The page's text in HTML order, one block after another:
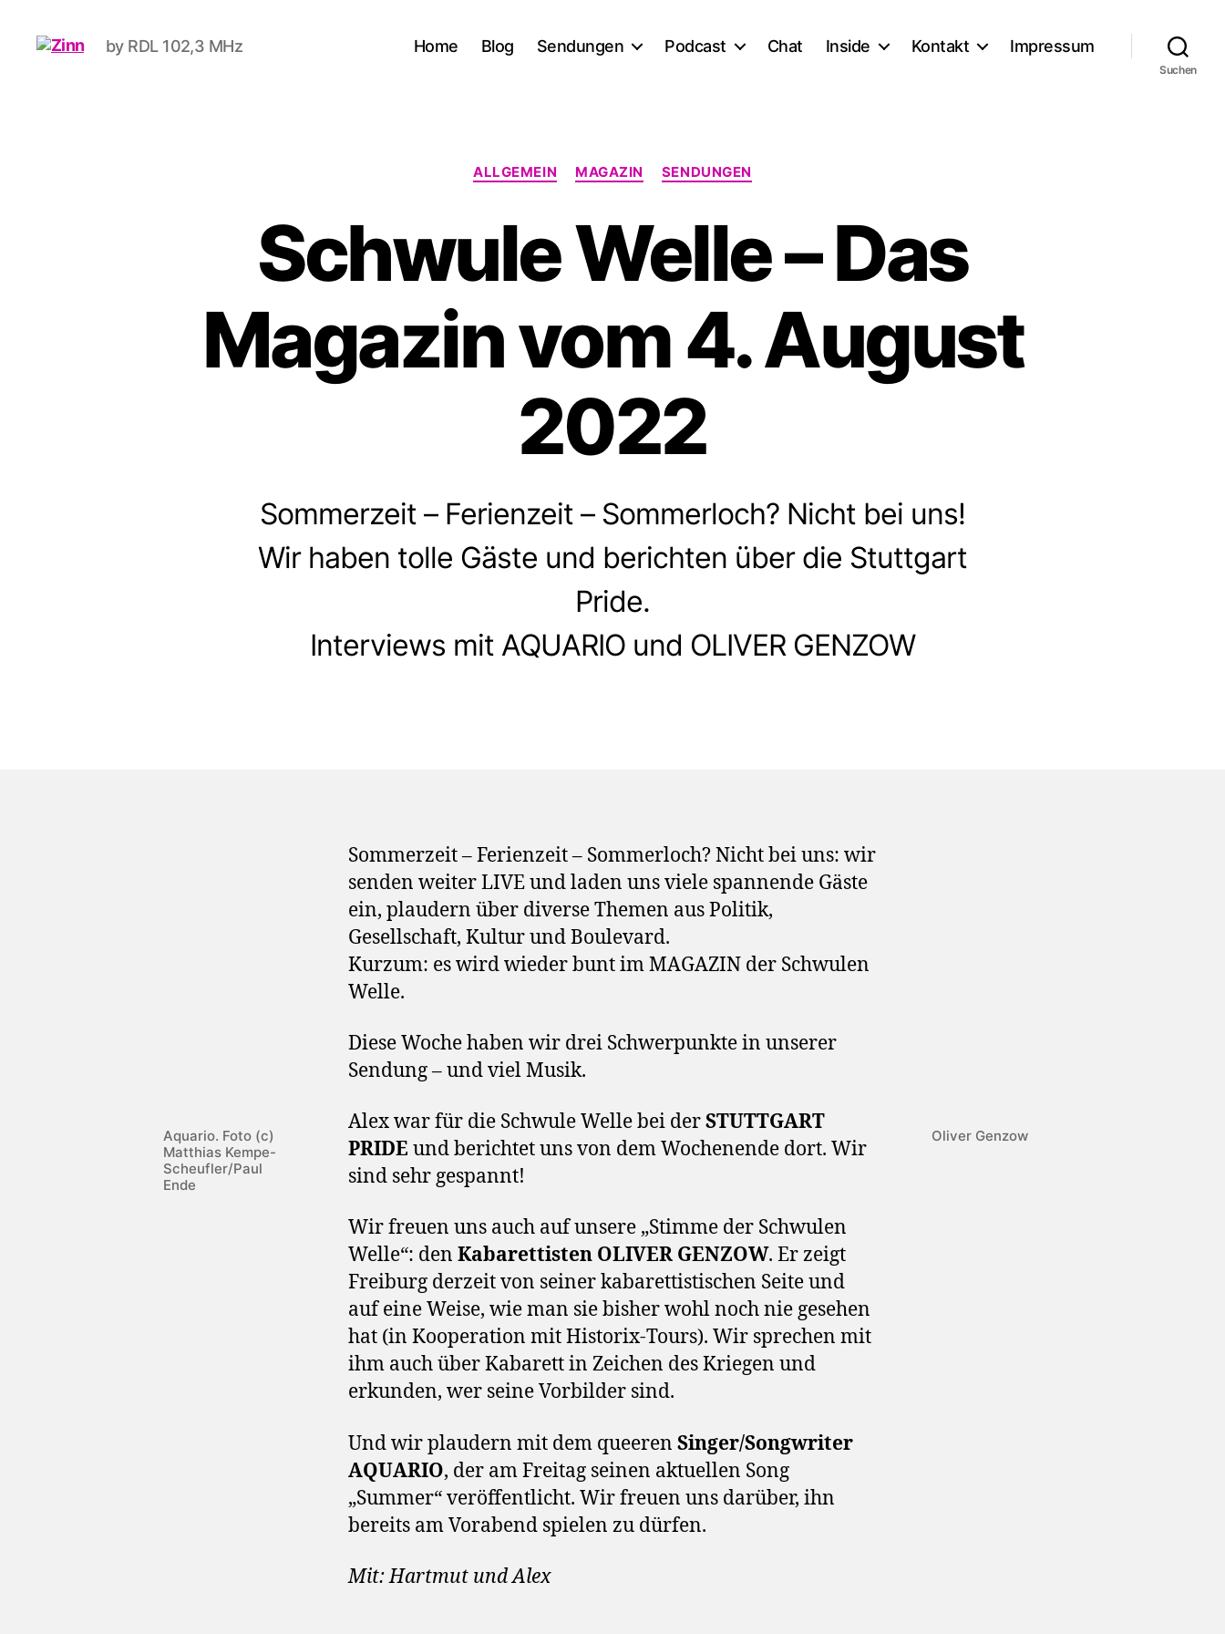
by RDL 102,3 MHz Home Blog Sendungen Podcast Chat Inside Kontakt Impressum
Suchen
Kategorien
ALLGEMEIN MAGAZIN SENDUNGEN
Schwule Welle – Das
Magazin vom 4. August
2022
Sommerzeit – Ferienzeit – Sommerloch? Nicht bei uns!
Wir haben tolle Gäste und berichten über die Stuttgart
Pride.
Interviews mit AQUARIO und OLIVER GENZOW
Sommerzeit – Ferienzeit – Sommerloch? Nicht bei uns: wir
senden weiter LIVE und laden uns viele spannende Gäste
ein, plaudern über diverse Themen aus Politik,
Gesellschaft, Kultur und Boulevard.
Kurzum: es wird wieder bunt im MAGAZIN der Schwulen
Welle.
Diese Woche haben wir drei Schwerpunkte in unserer
Sendung – und viel Musik.
Aquario. Foto (c)
Matthias Kempe-
Scheufler/Paul
Ende
Oliver Genzow
Alex war für die Schwule Welle bei derSTUTTGART
PRIDE und berichtet uns von dem Wochenende dort. Wir
sind sehr gespannt!
Wir freuen uns auch auf unsere „Stimme der Schwulen
Welle“: den Kabarettisten OLIVER GENZOW. Er zeigt
Freiburg derzeit von seiner kabarettistischen Seite und
auf eine Weise, wie man sie bisher wohl noch nie gesehen
hat (in Kooperation mit Historix-Tours). Wir sprechen mit
ihm auch über Kabarett in Zeichen des Kriegen und
erkunden, wer seine Vorbilder sind.
Und wir plaudern mit dem queeren Singer/Songwriter
AQUARIO, der am Freitag seinen aktuellen Song
„Summer“ veröffentlicht. Wir freuen uns darüber, ihn
bereits am Vorabend spielen zu dürfen.
Mit: Hartmut und Alex